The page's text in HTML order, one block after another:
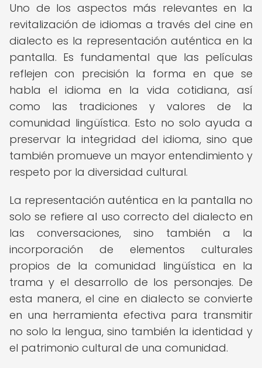
Uno de los aspectos más relevantes en la
revitalización de idiomas a través del cine en
dialecto es la representación auténtica en la
pantalla. Es fundamental que las películas
reflejen con precisión la forma en que se
habla el idioma en la vida cotidiana, así
como las tradiciones y valores de la
comunidad lingüística. Esto no solo ayuda a
preservar la integridad del idioma, sino que
también promueve un mayor entendimiento y
respeto por la diversidad cultural.
La representación auténtica en la pantalla no
solo se refiere al uso correcto del dialecto en
las conversaciones, sino también a la
incorporación de elementos culturales
propios de la comunidad lingüística en la
trama y el desarrollo de los personajes. De
esta manera, el cine en dialecto se convierte
en una herramienta efectiva para transmitir
no solo la lengua, sino también la identidad y
el patrimonio cultural de una comunidad.